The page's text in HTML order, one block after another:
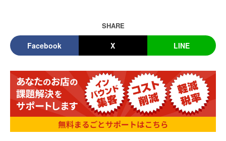
SHARE
Facebook X LINE